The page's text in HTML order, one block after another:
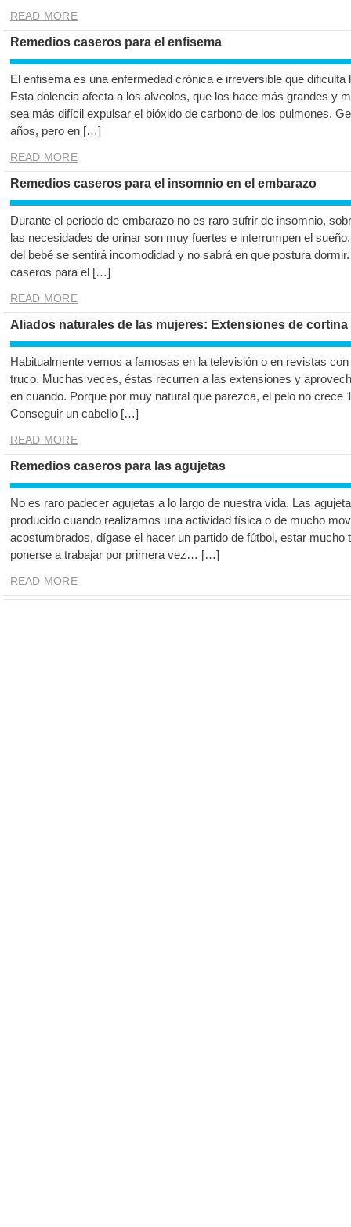
READ MORE
Remedios caseros para el enfisema
El enfisema es una enfermedad crónica e irreversible que
Esta dolencia afecta a los alveolos, que los hace más grandes y
sea más difícil expulsar el bióxido de carbono de los pulmones.
años, pero en […]
READ MORE
Remedios caseros para el insomnio en el embarazo
Durante el periodo de embarazo no es raro sufrir de insomnio,
las necesidades de orinar son muy fuertes e interrumpen el
del bebé se sentirá incomodidad y no sabrá en que postura
caseros para el […]
READ MORE
Aliados naturales de las mujeres: Extensiones de cortina
Habitualmente vemos a famosas en la televisión o en revistas
truco. Muchas veces, éstas recurren a las extensiones y
en cuando. Porque por muy natural que parezca, el pelo no crece
Conseguir un cabello […]
READ MORE
Remedios caseros para las agujetas
No es raro padecer agujetas a lo largo de nuestra vida. Las
producido cuando realizamos una actividad física o de mucho
acostumbrados, dígase el hacer un partido de fútbol, estar mucho
ponerse a trabajar por primera vez… […]
READ MORE